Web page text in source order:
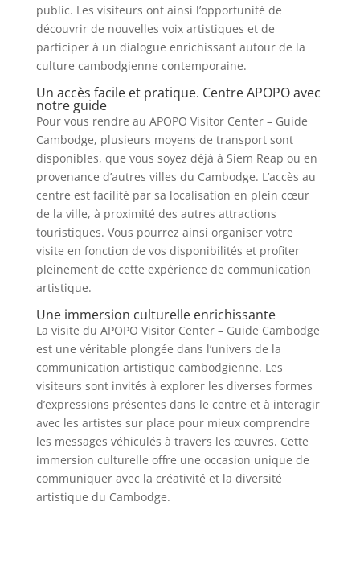
public. Les visiteurs ont ainsi l’opportunité de
découvrir de nouvelles voix artistiques et de
participer à un dialogue enrichissant autour de la
culture cambodgienne contemporaine.
Un accès facile et pratique. Centre APOPO avec
notre guide
Pour vous rendre au APOPO Visitor Center – Guide
Cambodge, plusieurs moyens de transport sont
disponibles, que vous soyez déjà à Siem Reap ou en
provenance d’autres villes du Cambodge. L’accès au
centre est facilité par sa localisation en plein cœur
de la ville, à proximité des autres attractions
touristiques. Vous pourrez ainsi organiser votre
visite en fonction de vos disponibilités et profiter
pleinement de cette expérience de communication
artistique.
Une immersion culturelle enrichissante
La visite du APOPO Visitor Center – Guide Cambodge
est une véritable plongée dans l’univers de la
communication artistique cambodgienne. Les
visiteurs sont invités à explorer les diverses formes
d’expressions présentes dans le centre et à interagir
avec les artistes sur place pour mieux comprendre
les messages véhiculés à travers les œuvres. Cette
immersion culturelle offre une occasion unique de
communiquer avec la créativité et la diversité
artistique du Cambodge.